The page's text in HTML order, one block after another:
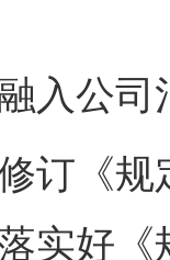
公司
《规
实好